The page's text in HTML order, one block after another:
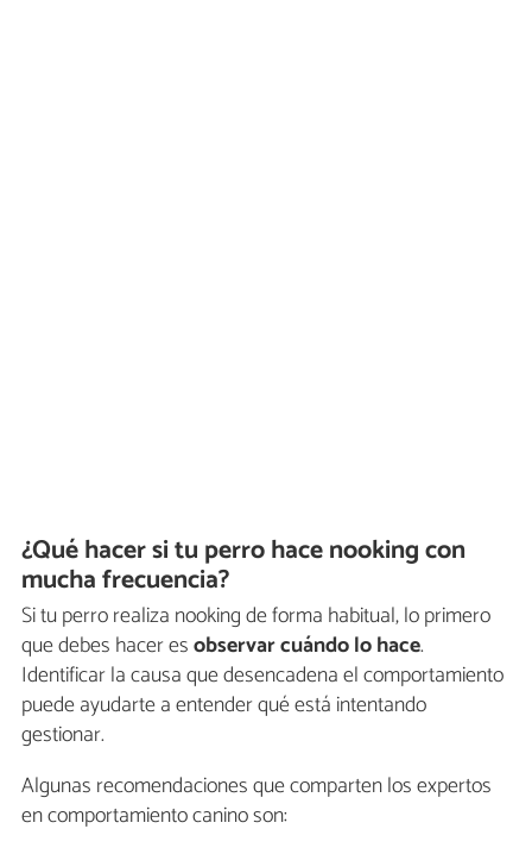
¿Qué hacer si tu perro hace nooking con
mucha frecuencia?
Si tu perro realiza nooking de forma habitual, lo primero
que debes hacer esobservar cuándo lo hace.
Identificar la causa que desencadena el comportamiento
puede ayudarte a entender qué está intentando
gestionar.
Algunas recomendaciones que comparten los expertos
en comportamiento canino son: